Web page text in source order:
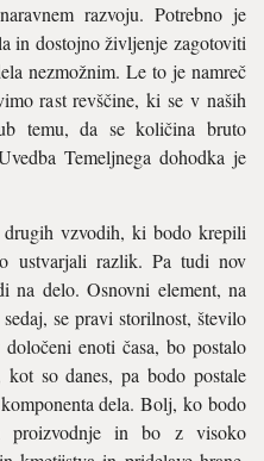
razvoju. Potrebno je
in dostojno življenje zagotoviti
nezmožnim. Le to je namreč
rast revščine, ki se v naših
temu, da se količina bruto
Temeljnega dohodka je
vzvodih, ki bodo krepili
ustvarjali razlik. Pa tudi nov
delo. Osnovni element, na
se pravi storilnost, število
enoti časa, bo postalo
kot so danes, pa bodo postale
dela. Bolj, ko bodo
proizvodnje in bo z visoko